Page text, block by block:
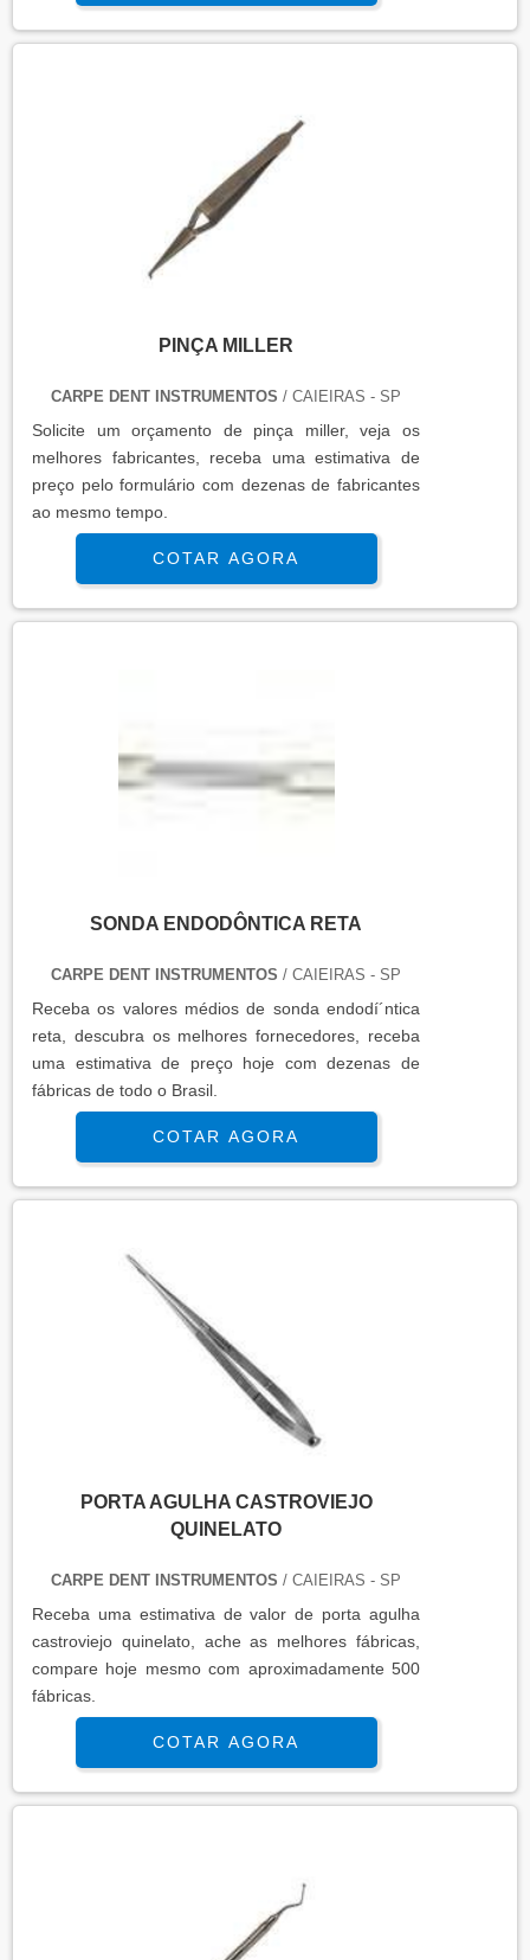
PINÇA MILLER
CARPE DENT INSTRUMENTOS / CAIEIRAS - SP
Solicite um orçamento de pinça miller, veja os
melhores fabricantes, receba uma estimativa de
preço pelo formulário com dezenas de fabricantes
ao mesmo tempo.
COTAR AGORA
SONDA ENDODÔNTICA RETA
CARPE DENT INSTRUMENTOS / CAIEIRAS - SP
Receba os valores médios de sonda endodí´ntica
reta, descubra os melhores fornecedores, receba
uma estimativa de preço hoje com dezenas de
fábricas de todo o Brasil.
COTAR AGORA
PORTA AGULHA CASTROVIEJO
QUINELATO
CARPE DENT INSTRUMENTOS / CAIEIRAS - SP
Receba uma estimativa de valor de porta agulha
castroviejo quinelato, ache as melhores fábricas,
compare hoje mesmo com aproximadamente 500
fábricas.
COTAR AGORA